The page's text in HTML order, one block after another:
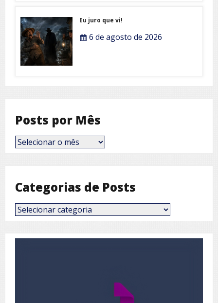
Eu juro que vi!
6 de agosto de 2026
Posts por Mês
Posts
por
Categorias de Posts
Categorias
de